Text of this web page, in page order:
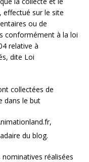
effectué sur le site
ou de
conformément à la loi
relative à
dite Loi
collectées de
dans le but
du blog.
réalisées